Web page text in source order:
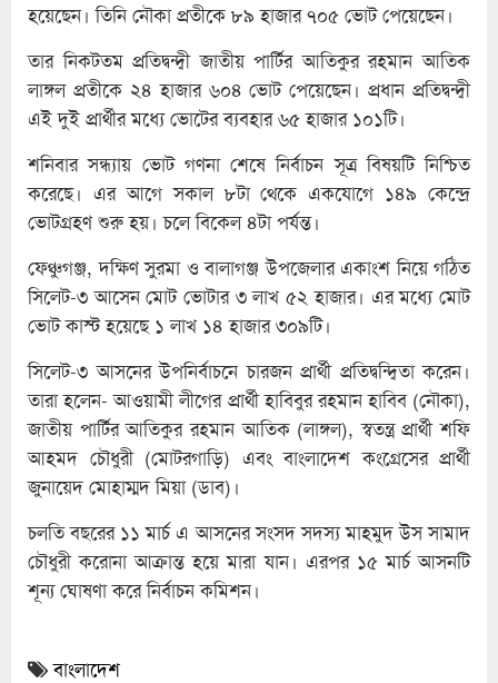
হয়েছেন। তিনি নৌকা প্রতীকে ৮৯ হাজার ৭০৫ ভোট পেয়েছেন।
তার নিকটতম প্রতিদ্বন্দ্বী জাতীয় পার্টির আতিকুর রহমান আতিক
লাঙ্গল প্রতীকে ২৪ হাজার ৬০৪ ভোট পেয়েছেন। প্রধান প্রতিদ্বন্দ্বী
এই দুই প্রার্থীর মধ্যে ভোটের ব্যবহার ৬৫ হাজার ১০১টি।
শনিবার সন্ধ্যায় ভোট গণনা শেষে নির্বাচন সূত্র বিষয়টি নিশ্চিত
করেছে। এর আগে সকাল ৮টা থেকে একযোগে ১৪৯ কেন্দ্রে
ভোটগ্রহণ শুরু হয়। চলে বিকেল ৪টা পর্যন্ত।
ফেঞ্চুগঞ্জ, দক্ষিণ সুরমা ও বালাগঞ্জ উপজেলার একাংশ নিয়ে গঠিত
সিলেট-৩ আসেন মোট ভোটার ৩ লাখ ৫২ হাজার। এর মধ্যে মোট
ভোট কাস্ট হয়েছে ১ লাখ ১৪ হাজার ৩০৯টি।
সিলেট-৩ আসনের উপনির্বাচনে চারজন প্রার্থী প্রতিদ্বন্দ্বিতা করেন।
তারা হলেন- আওয়ামী লীগের প্রার্থী হাবিবুর রহমান হাবিব (নৌকা),
জাতীয় পার্টির আতিকুর রহমান আতিক (লাঙ্গল), স্বতন্ত্র প্রার্থী শফি
আহমদ চৌধুরী (মোটরগাড়ি) এবং বাংলাদেশ কংগ্রেসের প্রার্থী
জুনায়েদ মোহাম্মদ মিয়া (ডাব)।
চলতি বছরের ১১ মার্চ এ আসনের সংসদ সদস্য মাহমুদ উস সামাদ
চৌধুরী করোনা আক্রান্ত হয়ে মারা যান। এরপর ১৫ মার্চ আসনটি
শূন্য ঘোষণা করে নির্বাচন কমিশন।
বাংলাদেশ